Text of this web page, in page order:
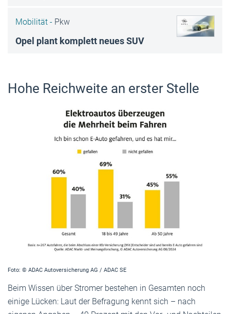
Mobilität - Pkw
Opel plant komplett neues SUV
Hohe Reichweite an erster Stelle
Foto: © ADAC Autoversicherung AG / ADAC SE
Beim Wissen über Stromer bestehen in Gesamten noch
einige Lücken: Laut der Befragung kennt sich – nach